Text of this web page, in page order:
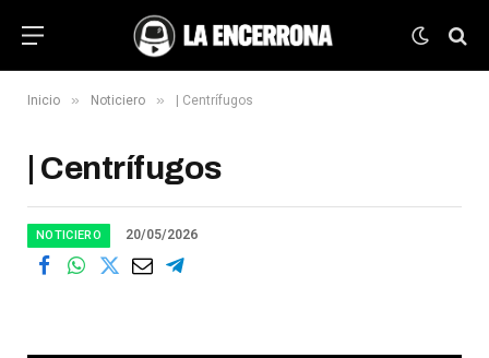
Inicio » Noticiero » | Centrífugos
| Centrífugos
NOTICIERO 20/05/2026